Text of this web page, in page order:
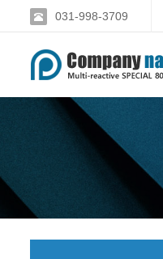
031-998-3709